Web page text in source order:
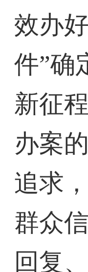
效办
件”确
新征
办案
追求
群众
回复